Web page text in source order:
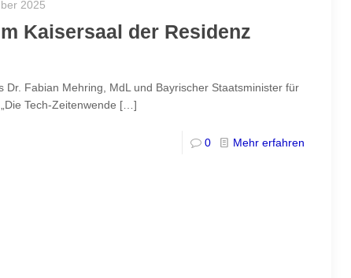
2025
Kaisersaal der Residenz
Fabian Mehring, MdL und Bayrischer Staatsminister für
Tech-Zeitenwende […]
0 Mehr erfahren